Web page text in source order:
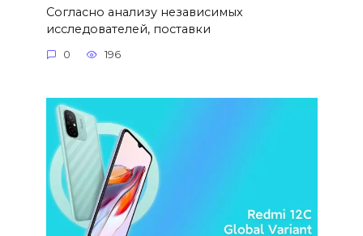
Согласно анализу независимых
исследователей, поставки
0 196